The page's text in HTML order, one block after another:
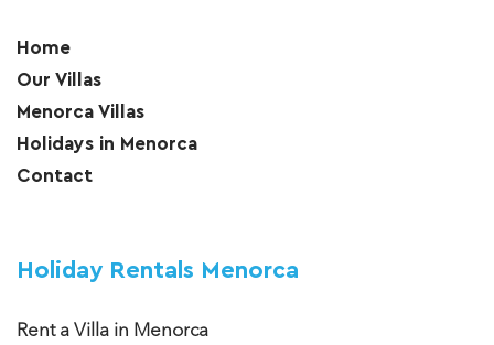
Home
Our Villas
Menorca Villas
Holidays in Menorca
Contact
Holiday Rentals Menorca
Rent a Villa in Menorca